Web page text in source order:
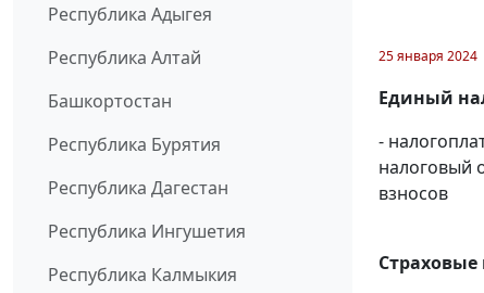
Республика Адыгея
Республика Алтай
Башкортостан
Республика Бурятия
Республика Дагестан
Республика Ингушетия
Республика Калмыкия
25 января 2024
Единый
-
налоговый
взносов
Страховые